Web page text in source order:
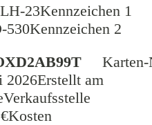
23Kennzeichen 1
530Kennzeichen 2
2026Erstellt am
Verkaufsstelle
Kosten